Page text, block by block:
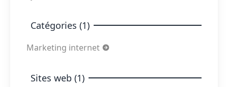
Catégories (1)
Marketing internet
Sites web (1)